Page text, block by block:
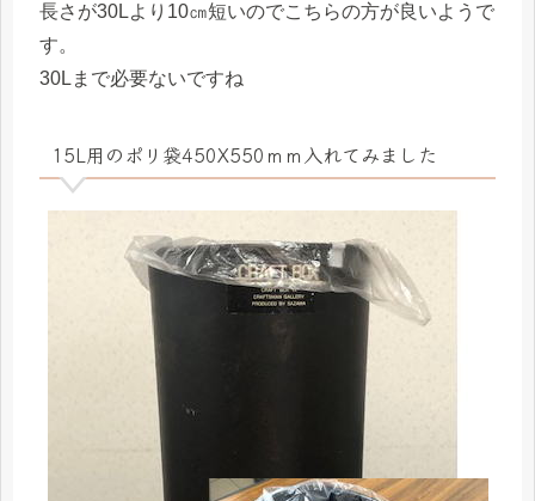
長さが30Lより10㎝短いのでこちらの方が良いようで
す。
30Lまで必要ないですね
15L用のポリ袋450X550ｍｍ入れてみました